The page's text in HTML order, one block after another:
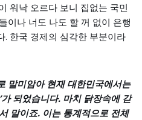
워낙 오르다 보니 집없는 국민
이나 너도 나도 할 꺼 없이 은행
. 한국 경제의 심각한 부분이라
말미암아 현재 대한민국에서는
되었습니다. 마치 닭장속에 갇
말이죠. 이는 통계적으로 전체